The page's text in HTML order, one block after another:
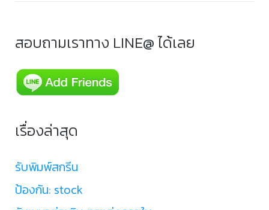
สอบถามเราทาง LINE@ ได้เลย
เรื่องล่าสุด
รับพิมพ์สกรีน
ป้องกัน: stock